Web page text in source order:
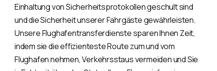
Einhaltung von Sicherheitsprotokollen geschult sind
und die Sicherheit unserer Fahrgäste gewährleisten.
Unsere Flughafentransferdienste sparen Ihnen Zeit,
indem sie die effizienteste Route zum und vom
Flughafen nehmen, Verkehrsstaus vermeiden und Sie